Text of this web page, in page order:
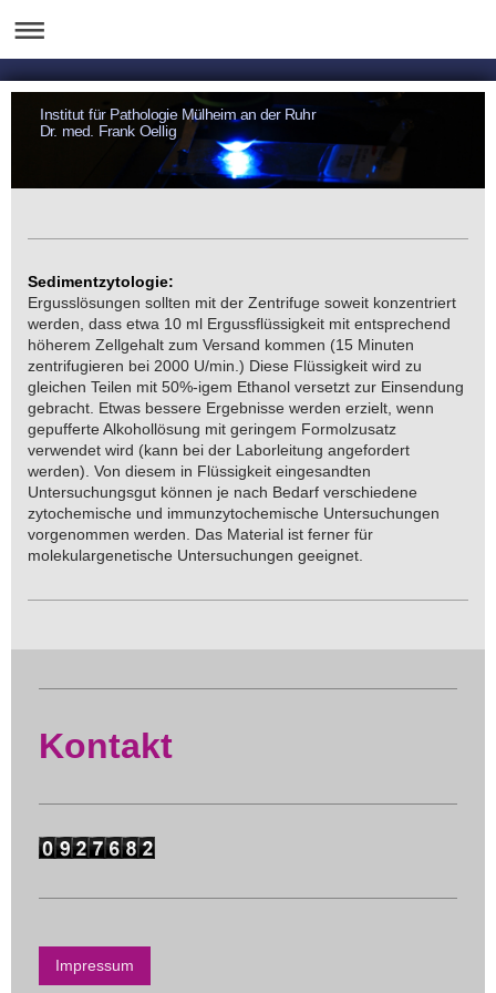
Institut für Pathologie Mülheim an der Ruhr
Dr. med. Frank Oellig
Sedimentzytologie:
Ergusslösungen sollten mit der Zentrifuge soweit konzentriert
werden, dass etwa 10 ml Ergussflüssigkeit mit entsprechend
höherem Zellgehalt zum Versand kommen (15 Minuten
zentrifugieren bei 2000 U/min.) Diese Flüssigkeit wird zu
gleichen Teilen mit 50%-igem Ethanol versetzt zur Einsendung
gebracht. Etwas bessere Ergebnisse werden erzielt, wenn
gepufferte Alkohollösung mit geringem Formolzusatz
verwendet wird (kann bei der Laborleitung angefordert
werden). Von diesem in Flüssigkeit eingesandten
Untersuchungsgut können je nach Bedarf verschiedene
zytochemische und immunzytochemische Untersuchungen
vorgenommen werden. Das Material ist ferner für
molekulargenetische Untersuchungen geeignet.
Kontakt
Impressum